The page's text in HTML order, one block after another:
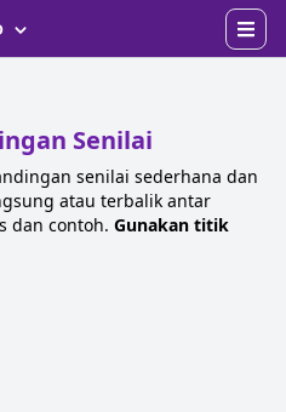
Senilai
senilai sederhana dan
atau terbalik antar
dan contoh. Gunakan titik